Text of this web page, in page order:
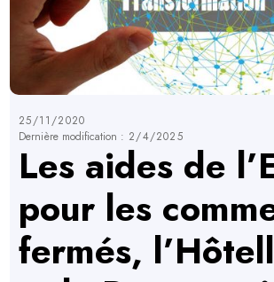
25/11/2020
Dernière modification : 2/4/2025
Les aides de
pour les
fermés,